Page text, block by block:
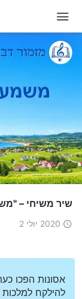
שיר משיחי –
2020 יולי 2
אסונות הפכו
להילקח למלכות